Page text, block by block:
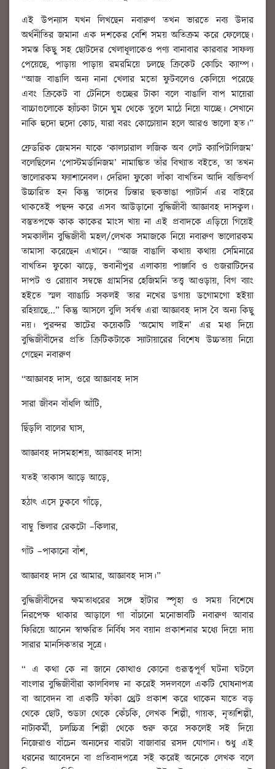
এই উপন্যাস যখন লিখছেন নবারুণ তখন ভারতে নব্য উদার
অর্থনীতির জমানা এক দশকের বেশি সময় অতিক্রম করে ফেলেছে।
সমস্ত কিছু সহ ছোটদের খেলাধূলাকেও পণ্য বানাবার কারবার সাফল্য
পেয়েছে, পাড়ায় পাড়ায় রমরমিয়ে চলছে ক্রিকেট কোচিং ক্যাম্প।
“আজ বাঙালি অন্য নানা খেলার মতো ফুটবলেও কেলিয়ে পরেছে
এবং ক্রিকেট বা টেনিসে গুচ্ছের টাকা বলে বাঙালি বাপ মায়েরা
বাচ্চাগুলোকে হ্যাঁচকা টানে ঘুম থেকে তুলে মাঠে নিয়ে যাচ্ছে। সেখানে
নাকি হুদো হুদো কোচ, যারা বরং কোচোয়ান হলে আরও ভালো হত।”
ফ্রেডরিক জেমসন যাকে ‘কালচারাল লজিক অব লেট ক্যাপিটালিজম’
বলেছিলেন ‘পোস্টমর্ডানিজম’ নামাঙ্কিত তাঁর বিখ্যাত বইতে, তা তখন
ভালোরকম ফ্যাশানেবল। দেরিদা ফুকো লাঁকা বাখতিন আদি ব্যক্তিবর্গ
উচ্চারিত হন কিন্তু তাদের চিন্তার ছকভাঙা প্যাটার্ন এর বাইরে
থাকতেই পছন্দ করে এসব আউড়ানো বুদ্ধিজীবী আজ্ঞাবহ দাসকুল।
বস্তুতপক্ষে কাক কাকের মাংস খায় না এই প্রবাদকে এড়িয়ে গিয়েই
সমকালীন বুদ্ধিজীবী মহল/লেখক সমাজকে নিয়ে নবারুণ ভালোরকম
তামাসা করেছেন এখানে। “আজ বাঙালি কথায় কথায় সেমিনারে
বাখতিন ফুকো ঝাড়ে, ভবানীপুর এলাকায় পাঞ্জাবি ও গুজরাটিদের
দাপট ও রোয়াব সম্বন্ধে গ্রামসির হেজিমনি তত্ত্ব আওড়ায়, বিগ ব্যাং
হইতে স্মল ব্যাঙাচি সকলই তার নখের ডগায় ডগোমগো হইয়া
রহিয়াছে...” কিন্তু আসলে বুলি সর্বস্ব এরা আজ্ঞাবহ দাস বৈ অন্য কিছু
নয়। পুরন্দর ভাটের কয়েকটি ‘অমোঘ লাইন’ এর মধ্য দিয়ে
বুদ্ধিজীবীদের প্রতি ক্রিটিকটাকে স্যাটায়ারের বিশেষ উচ্চতায় নিয়ে
গেছেন নবারুণ
“আজ্ঞাবহ দাস, ওরে আজ্ঞাবহ দাস
সারা জীবন বাঁধলি আঁটি,
ছিঁড়লি বালের ঘাস,
আজ্ঞাবহ দাসমহাশয়, আজ্ঞাবহ দাস!
যতই তাকাস আড়ে আড়ে,
হঠাৎ এসে ঢুকবে গাঁড়ে,
বাম্বু ভিলার রেকটো –কিলার,
গাঁট –পাকানো বাঁশ,
আজ্ঞাবহ দাস রে আমার, আজ্ঞাবহ দাস।”
বুদ্ধিজীবীদের ক্ষমতাধরের সঙ্গে হাঁটার স্পৃহা ও সময় বিশেষে
নিরপেক্ষ থাকার আড়ালে গা বাঁচানো মনোভাবটি নবারুণ আবার
ফিরিয়ে আনেন স্বাক্ষরিত নির্বিষ সব বয়ান প্রকাশনার মধ্যে দিয়ে দায়
সারার মানসিকতার সূত্রে।
“ এ কথা কে না জানে কোথাও কোনো গুরূত্বপূর্ণ ঘটনা ঘটলে
বাংলার বুদ্ধিজীবীরা কালবিলম্ব না করেই সদলবলে একটি ঘোষনাপত্র
বা আবেদন বা একটি ফাঁকা থ্রেট প্রকাশ করে থাকেন যাতে বড়
থেকে ছোট, শুডঢা থেকে কেঁচকি, লেখক শিল্পী, গায়ক, নৃত্যশিল্পী,
নাট্যকর্মী, চলচ্চিত্র শিল্পী থেকে শুরু করে সকলেই সই দিয়ে
নিজেরাও বাঁচেন অন্যদের বারটা বাজাবার রসদ যোগান। শুধু এই
ধরনের আবেদনে বা প্রতিবাদপত্রে সই করেই অনেকে লেখক বলে